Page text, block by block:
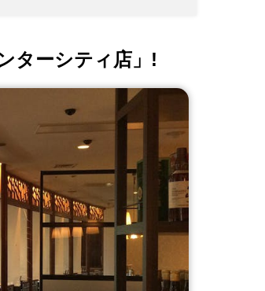
ターシティ店」!